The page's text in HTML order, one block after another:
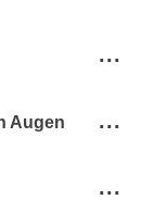
...
Augen ...
...